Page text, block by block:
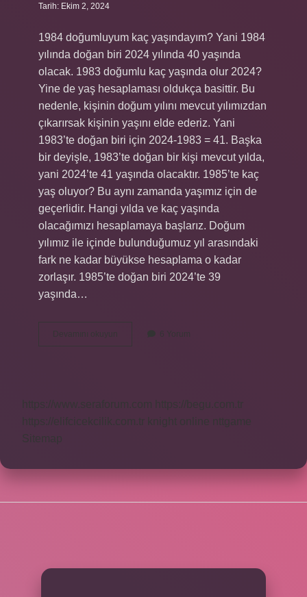
Tarih: Ekim 2, 2024
1984 doğumluyum kaç yaşındayım? Yani 1984
yılında doğan biri 2024 yılında 40 yaşında
olacak. 1983 doğumlu kaç yaşında olur 2024?
Yine de yaş hesaplaması oldukça basittir. Bu
nedenle, kişinin doğum yılını mevcut yılımızdan
çıkarırsak kişinin yaşını elde ederiz. Yani
1983’te doğan biri için 2024-1983 = 41. Başka
bir deyişle, 1983’te doğan bir kişi mevcut yılda,
yani 2024’te 41 yaşında olacaktır. 1985’te kaç
yaş oluyor? Bu aynı zamanda yaşımız için de
geçerlidir. Hangi yılda ve kaç yaşında
olacağımızı hesaplamaya başlarız. Doğum
yılımız ile içinde bulunduğumuz yıl arasındaki
fark ne kadar büyükse hesaplama o kadar
zorlaşır. 1985’te doğan biri 2024’te 39
yaşında…
Devamını okuyun
Doğumlu
6 Yorum
https://www.seraforum.com
https://begu.com.tr
https://elifcicekcilik.com.tr knight online
nttgame
Sitemap